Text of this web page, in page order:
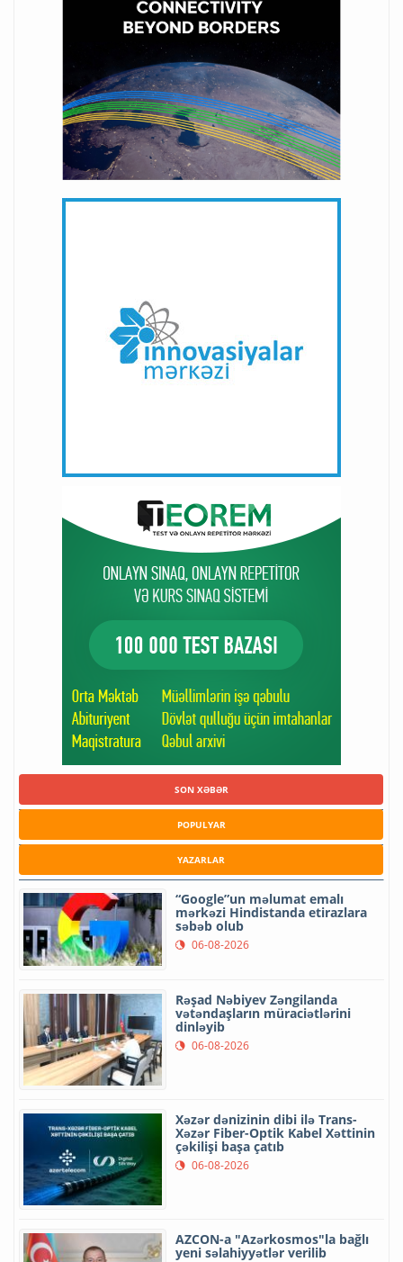
SON XƏBƏR
POPULYAR
YAZARLAR
“Google”un məlumat emalı
mərkəzi Hindistanda etirazlara
səbəb olub
06-08-2026
Rəşad Nəbiyev Zəngilanda
vətəndaşların müraciətlərini
dinləyib
06-08-2026
Xəzər dənizinin dibi ilə Trans-
Xəzər Fiber-Optik Kabel Xəttinin
çəkilişi başa çatıb
06-08-2026
AZCON-a "Azərkosmos"la bağlı
yeni səlahiyyətlər verilib